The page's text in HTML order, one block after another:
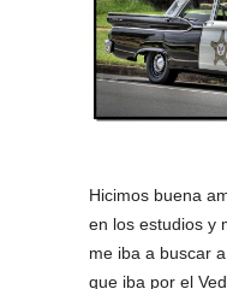
Hicimos buena
en los estudios y
me iba a buscar
que iba por el